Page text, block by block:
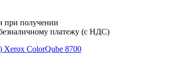
при получении
платежу (с НДС)